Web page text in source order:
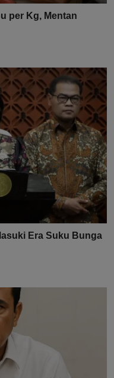
per Kg, Mentan
Era Suku Bunga